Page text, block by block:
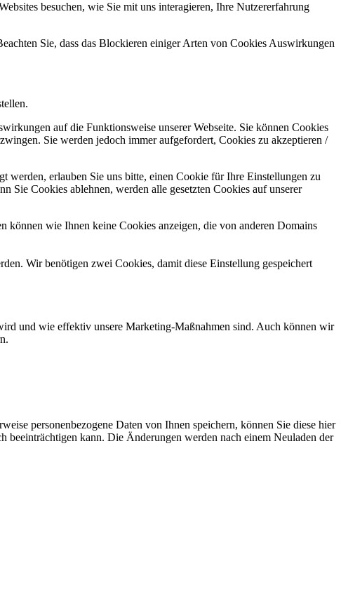
besuchen, wie Sie mit uns interagieren, Ihre Nutzererfahrung
Sie, dass das Blockieren einiger Arten von Cookies Auswirkungen
auf die Funktionsweise unserer Webseite. Sie können Cookies
Sie werden jedoch immer aufgefordert, Cookies zu akzeptieren /
werden, erlauben Sie uns bitte, einen Cookie für Ihre Einstellungen zu
Sie Cookies ablehnen, werden alle gesetzten Cookies auf unserer
können wie Ihnen keine Cookies anzeigen, die von anderen Domains
Wir benötigen zwei Cookies, damit diese Einstellung gespeichert
und wie effektiv unsere Marketing-Maßnahmen sind. Auch können wir
personenbezogene Daten von Ihnen speichern, können Sie diese hier
beeinträchtigen kann. Die Änderungen werden nach einem Neuladen der